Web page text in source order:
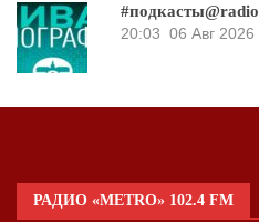
20:03 06 Авг 2026
РАДИО «METRO» 102.4 FM